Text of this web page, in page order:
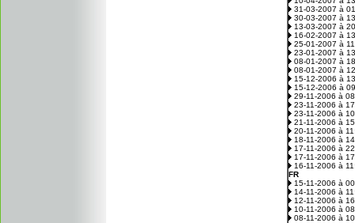
31-03-2007 à
30-03-2007 à
13-03-2007 à
16-02-2007 à
25-01-2007 à
23-01-2007 à
08-01-2007 à
08-01-2007 à
15-12-2006 à
15-12-2006 à
29-11-2006 à
23-11-2006 à
23-11-2006 à
21-11-2006 à
20-11-2006 à
18-11-2006 à
17-11-2006 à
17-11-2006 à
16-11-2006 à
FR
15-11-2006 à
14-11-2006 à
12-11-2006 à
10-11-2006 à
08-11-2006 à